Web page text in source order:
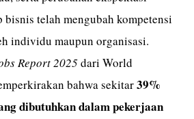
bisnis telah mengubah kompetensi
individu maupun organisasi.
Report 2025dari World
bahwa sekitar39%
dibutuhkan dalam pekerjaan